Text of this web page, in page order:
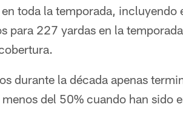
toda la temporada, incluyendo
para 227 yardas en la
durante la década apenas
del 50% cuando han sido